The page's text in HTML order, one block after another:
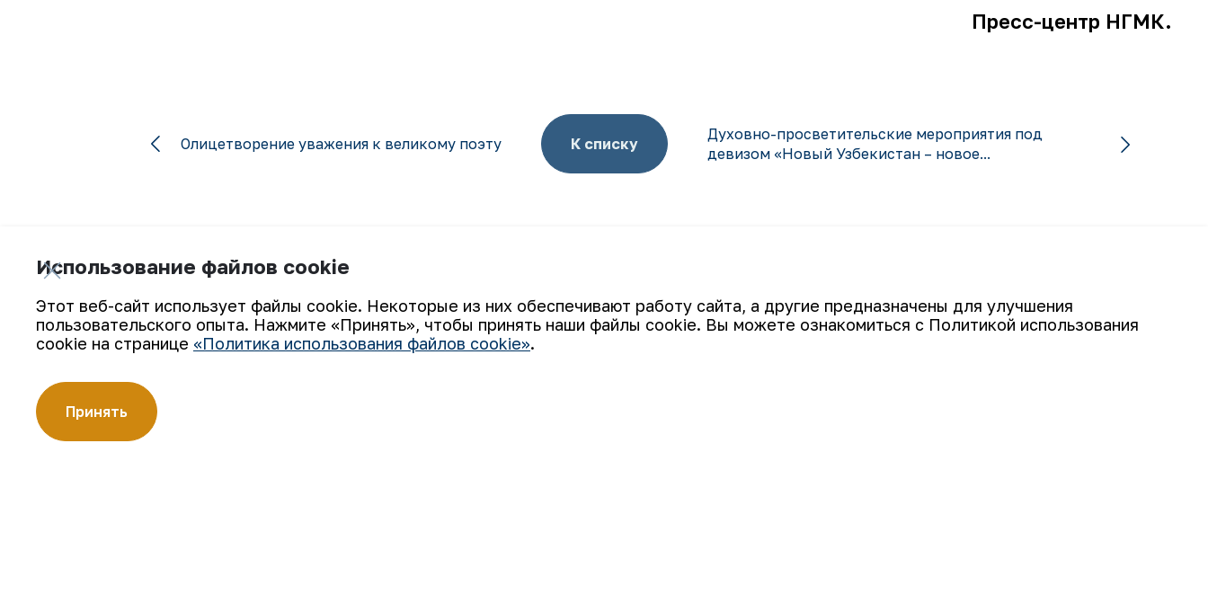
Пресс-центр НГМК.
Олицетворение уважения к великому поэту К списку
Духовно-просветительские мероприятия под
девизом «Новый Узбекистан – новое...
Подпишитесь на обновления:
АО «Навоийский горно-металлургический комбинат» (АО «НГМК») входит в четвёрку крупнейших мировых
производителей золота. Являясь современным предприятием, использующим последние инновации и передовые
технологии, компания освоила полный цикл производства: от геологоразведки до реализации готовой продукции.
Использование файлов cookie
Этот веб-сайт использует файлы cookie. Некоторые из них обеспечивают работу сайта, а другие предназначены для улучшения
пользовательского опыта. Нажмите «Принять», чтобы принять наши файлы cookie. Вы можете ознакомиться с Политикой использования
cookie на странице «Политика использования файлов cookie».
Принять